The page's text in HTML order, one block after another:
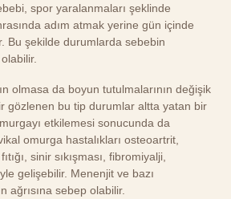
spor yaralanmaları şeklinde
adım atmak yerine gün içinde
Bu şekilde durumlarda sebebin
olmasa da boyun tutulmalarının değişik
gözlenen bu tip durumlar altta yatan bir
etkilemesi sonucunda da
omurga hastalıkları osteoartrit,
sinir sıkışması, fibromiyalji,
gelişebilir. Menenjit ve bazı
ağrısına sebep olabilir.